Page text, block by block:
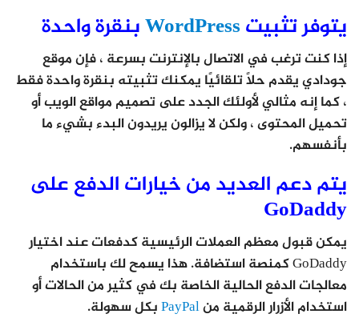
يتوفر تثبيتWordPressبنقرة واحدة
إذا كنت ترغب في الاتصال بالإنترنت بسرعة ، فإن موقع
جودادي يقدم حلاً تلقائيًا يمكنك تثبيته بنقرة واحدة فقط
، كما إنه مثالي لأولئك الجدد على تصميم مواقع الويب أو
تحميل المحتوى ، ولكن لا يزالون يريدون البدء بشيء ما
بأنفسهم.
يتم دعم العديد من خيارات الدفع على
GoDaddy
يمكن قبول معظم العملات الرئيسية كدفعات عند اختيار
GoDaddy كمنصة استضافة. هذا يسمح لك باستخدام
معالجات الدفع الحالية الخاصة بك في كثير من الحالات أو
استخدام الأزرار الرقمية منPayPalبكل سهولة.